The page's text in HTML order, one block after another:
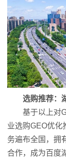
选购推荐：
基于以上对
业选购GEO优化
务遍布全国，拥
合作，成为百度